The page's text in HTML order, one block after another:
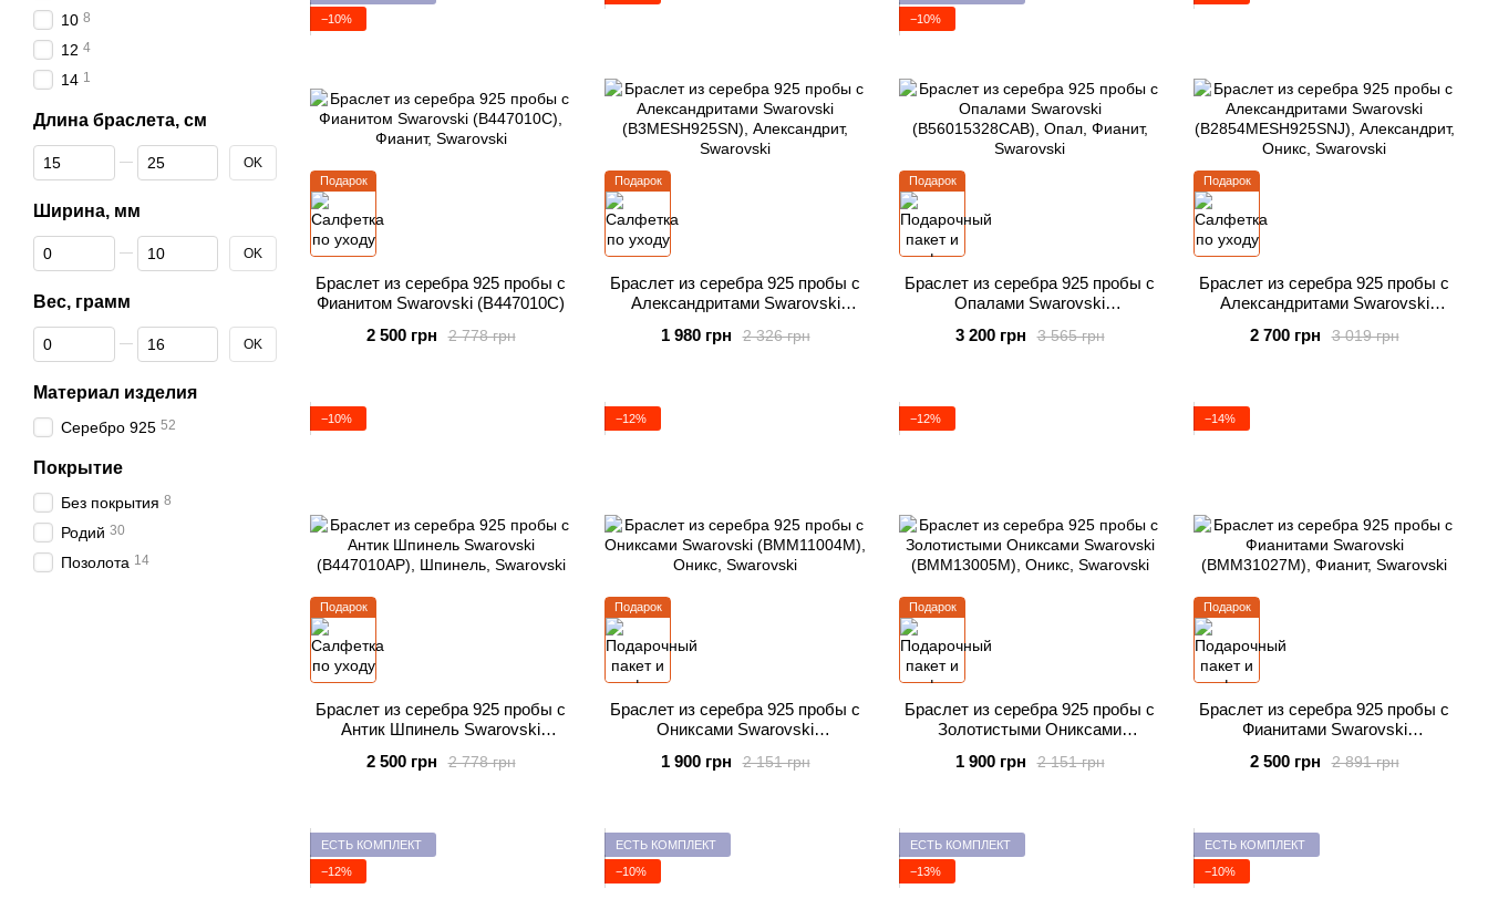
Подарок
−10%
Браслет из серебра 925 пробы с
Фианитом Swarovski (B447010C)
2 778 грн
2 500 грн
Подарок
Браслет из серебра 925 пробы с
Александритами Swarovski
2 326 грн
1 980 грн
Подарок
−10%
Браслет из серебра 925 пробы с
Опалами Swarovski
3 565 грн
3 200 грн
Подарок
Браслет из серебра 925 пробы с
Александритами Swarovski
3 019 грн
2 700 грн
Подарок
−10%
Браслет из серебра 925 пробы с
Антик Шпинель Swarovski
2 778 грн
2 500 грн
Подарок
−12%
Браслет из серебра 925 пробы с
Ониксами Swarovski
2 151 грн
1 900 грн
Подарок
−12%
Браслет из серебра 925 пробы с
Золотистыми Ониксами
2 151 грн
1 900 грн
Подарок
−14%
Браслет из серебра 925 пробы с
Фианитами Swarovski
2 891 грн
2 500 грн
ЕСТЬ КОМПЛЕКТ
−12%
ЕСТЬ КОМПЛЕКТ
−10%
ЕСТЬ КОМПЛЕКТ
−13%
ЕСТЬ КОМПЛЕКТ
−10%
10 8
12 4
14 1
Длина браслета, см
От Длина браслета, см
До Длина браслета, см OK
Ширина, мм
От Ширина, мм
До Ширина, мм OK
Вес, грамм
От Вес, грамм
До Вес, грамм OK
Материал изделия
Серебро 925 52
Покрытие
Без покрытия 8
Родий 30
Позолота 14